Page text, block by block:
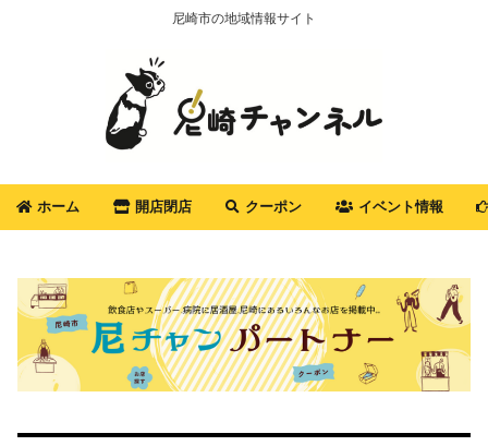
尼崎市の地域情報サイト
ホーム 開店閉店 クーポン イベント情報